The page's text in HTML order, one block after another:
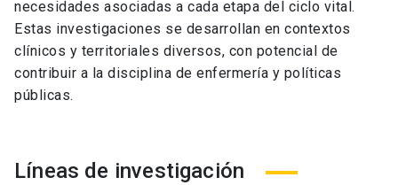
necesidades asociadas a cada etapa del ciclo vital.
Estas investigaciones se desarrollan en contextos
clínicos y territoriales diversos, con potencial de
contribuir a la disciplina de enfermería y políticas
públicas.
Líneas de investigación